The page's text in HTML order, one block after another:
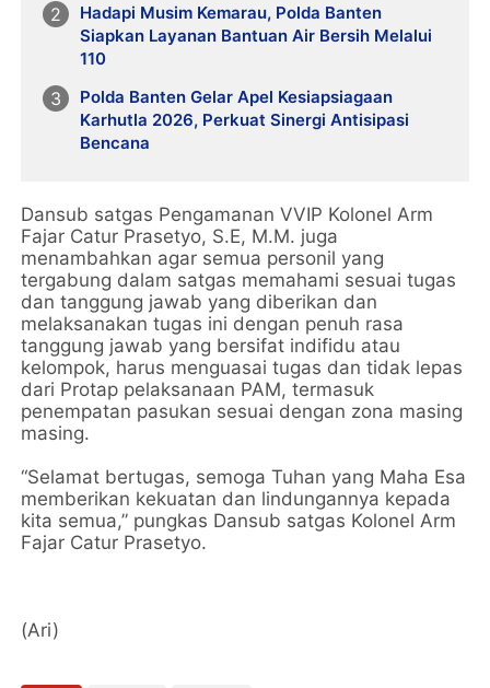
Hadapi Musim Kemarau, Polda Banten
Siapkan Layanan Bantuan Air Bersih Melalui
110
Polda Banten Gelar Apel Kesiapsiagaan
Karhutla 2026, Perkuat Sinergi Antisipasi
Bencana
Dansub satgas Pengamanan VVIP Kolonel Arm
Fajar Catur Prasetyo, S.E, M.M. juga
menambahkan agar semua personil yang
tergabung dalam satgas memahami sesuai tugas
dan tanggung jawab yang diberikan dan
melaksanakan tugas ini dengan penuh rasa
tanggung jawab yang bersifat indifidu atau
kelompok, harus menguasai tugas dan tidak lepas
dari Protap pelaksanaan PAM, termasuk
penempatan pasukan sesuai dengan zona masing
masing.
“Selamat bertugas, semoga Tuhan yang Maha Esa
memberikan kekuatan dan lindungannya kepada
kita semua,” pungkas Dansub satgas Kolonel Arm
Fajar Catur Prasetyo.
(Ari)